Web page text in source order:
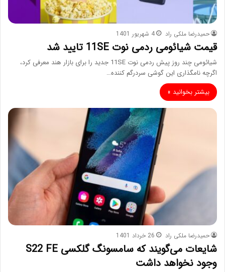
حمیدرضا ملکی راد 4 شهریور 1401
قیمت شیائومی ردمی نوت 11SE تایید شد
شیائومی چند روز پیش ردمی نوت 11SE جدید را برای بازار هند معرفی کرد،
اگرچه نامگذاری این گوشی سردرگم کننده…
بیشتر بخوانید »
حمیدرضا ملکی راد 26 خرداد 1401
شایعات می‌گویند که سامسونگ گلکسی S22 FE
وجود نخواهد داشت